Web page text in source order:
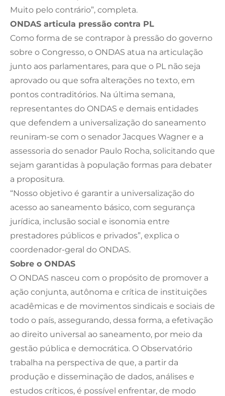
Muito pelo contrário”, completa.
ONDAS articula pressão contra PL
Como forma de se contrapor à pressão do governo
sobre o Congresso, o ONDAS atua na articulação
junto aos parlamentares, para que o PL não seja
aprovado ou que sofra alterações no texto, em
pontos contraditórios. Na última semana,
representantes do ONDAS e demais entidades
que defendem a universalização do saneamento
reuniram-se com o senador Jacques Wagner e a
assessoria do senador Paulo Rocha, solicitando que
sejam garantidas à população formas para debater
a propositura.
“Nosso objetivo é garantir a universalização do
acesso ao saneamento básico, com segurança
jurídica, inclusão social e isonomia entre
prestadores públicos e privados”, explica o
coordenador-geral do ONDAS.
Sobre o ONDAS
O ONDAS nasceu com o propósito de promover a
ação conjunta, autônoma e crítica de instituições
acadêmicas e de movimentos sindicais e sociais de
todo o país, assegurando, dessa forma, a efetivação
ao direito universal ao saneamento, por meio da
gestão pública e democrática. O Observatório
trabalha na perspectiva de que, a partir da
produção e disseminação de dados, análises e
estudos críticos, é possível enfrentar, de modo